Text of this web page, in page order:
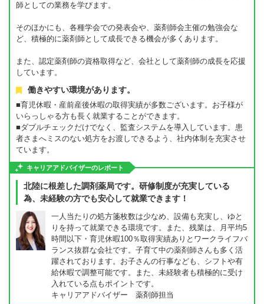
師としての業務を学びます。
そのほかにも、各種学会での発表会や、薬剤師会主催の勉強会な
ど、積極的に薬剤師として成長できる機会が多くあります。
また、認定薬剤師の資格取得など、会社として薬剤師の成長を応援
しています。
働きやすい環境があります。
■育児休暇・産前産後休暇の取得実績が多数ございます。お子様が
いらっしゃる方も長く就業することができます。
■ダブルチェックだけでなく、監査システムを導入しています。患
者さまへミスのない処方をお渡しできるよう、社内体制を充実させ
ています。
キャリアアドバイザーのレポート
北陸に根差した調剤薬局です。研修制度が充実している
為、未経験の方でも安心して就業できます！
一人当たりの処方箋枚数は少なめ、設備も充実し、ゆと
りを持って就業できる環境です。また、残業は、月平均5
時間以下・育児休暇100％取得実績ありとワークライフバ
ランス抜群な会社です。子育て中の薬剤師さんも多く活
躍されております。お子さんの行事なども、シフトや有
給休暇で調整可能です。また、未経験者も積極的に受け
入れている点もポイントです。
キャリアアドバイザー 薬剤師担当